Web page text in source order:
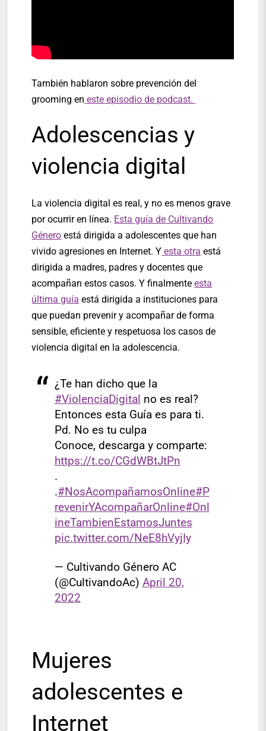
También hablaron sobre prevención del
grooming en este episodio de podcast.
Adolescencias y
violencia digital
La violencia digital es real, y no es menos grave
por ocurrir en línea. Esta guía de Cultivando
Género está dirigida a adolescentes que han
vivido agresiones en Internet. Y esta otra está
dirigida a madres, padres y docentes que
acompañan estos casos. Y finalmenteesta
última guía está dirigida a instituciones para
que puedan prevenir y acompañar de forma
sensible, eficiente y respetuosa los casos de
violencia digital en la adolescencia.
¿Te han dicho que la
#ViolenciaDigital no es real?
Entonces esta Guía es para ti.
Pd. No es tu culpa
Conoce, descarga y comparte:
https://t.co/CGdWBtJtPn
.
.#NosAcompañamosOnline#P
revenirYAcompañarOnline#Onl
ineTambienEstamosJuntes
pic.twitter.com/NeE8hVyjIy
— Cultivando Género AC
(@CultivandoAc) April 20,
2022
Mujeres
adolescentes e
Internet